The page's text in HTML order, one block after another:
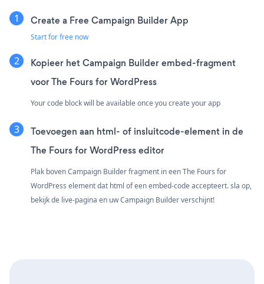
Create a Free Campaign Builder App
Start for free now
Kopieer het Campaign Builder embed-fragment
voor The Fours for WordPress
Your code block will be available once you create your app
Toevoegen aan html- of insluitcode-element in de
The Fours for WordPress editor
Plak boven Campaign Builder fragment in een The Fours for
WordPress element dat html of een embed-code accepteert. sla op,
bekijk de live-pagina en uw Campaign Builder verschijnt!